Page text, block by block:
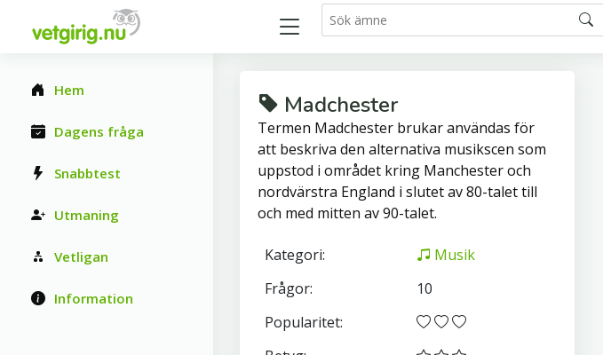
Hem
Dagens fråga
Snabbtest
Utmaning
Vetligan
Information
Madchester
Termen Madchester brukar användas för
att beskriva den alternativa musikscen som
uppstod i området kring Manchester och
nordvärstra England i slutet av 80-talet till
och med mitten av 90-talet.
Kategori:
Musik
Frågor:
10
Popularitet: